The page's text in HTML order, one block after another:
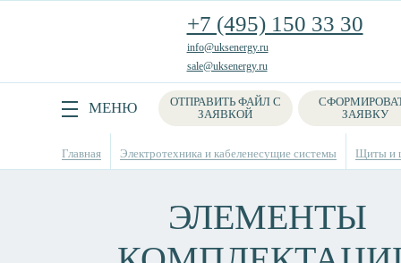
+7 (495) 150 33 30
info@uksenergy.ru
sale@uksenergy.ru
МЕНЮ
ОТПРАВИТЬ ФАЙЛ С
ЗАЯВКОЙ
ЗАЯВКУ
Поиск
Главная Электротехника и кабеленесущие системы Щиты и
ЭЛЕМЕНТЫ